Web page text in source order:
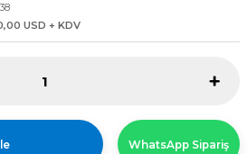
USD + KDV
WhatsApp Sipariş